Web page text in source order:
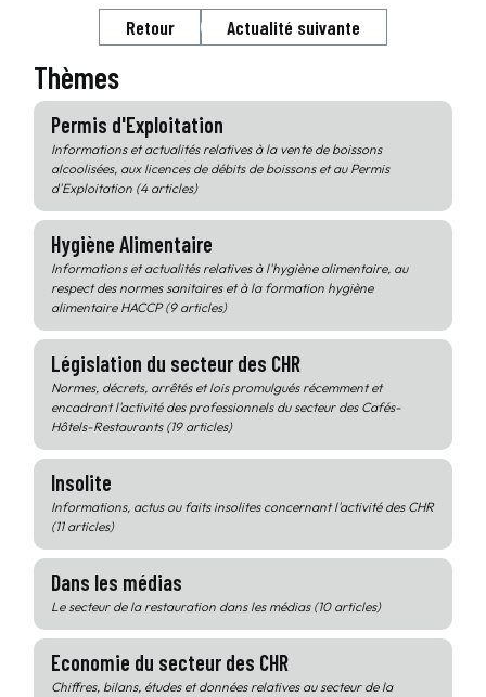
Retour Actualité suivante
Thèmes
Permis d'Exploitation
Informations et actualités relatives à la vente de boissons
alcoolisées, aux licences de débits de boissons et au Permis
d'Exploitation (4 articles)
Hygiène Alimentaire
Informations et actualités relatives à l'hygiène alimentaire, au
respect des normes sanitaires et à la formation hygiène
alimentaire HACCP (9 articles)
Législation du secteur des CHR
Normes, décrets, arrêtés et lois promulgués récemment et
encadrant l'activité des professionnels du secteur des Cafés-
Hôtels-Restaurants (19 articles)
Insolite
Informations, actus ou faits insolites concernant l'activité des CHR
(11 articles)
Dans les médias
Le secteur de la restauration dans les médias (10 articles)
Economie du secteur des CHR
Chiffres, bilans, études et données relatives au secteur de la